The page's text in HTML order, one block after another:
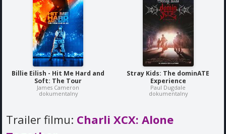
Billie Eilish - Hit Me Hard and
Soft: The Tour
James Cameron
dokumentalny
Stray Kids: The dominATE
Experience
Paul Dugdale
dokumentalny
Trailer filmu: Charli XCX: Alone